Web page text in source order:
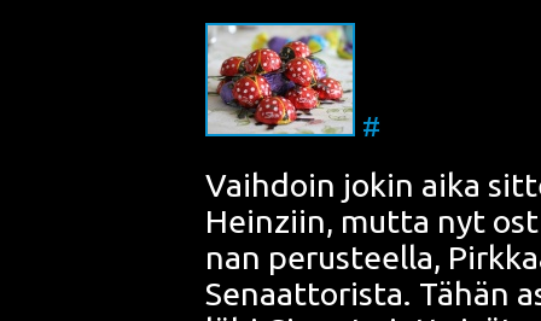
#
Vaih­doin jokin aika
Heinziin, mut­ta nyt
nan perus­teel­la,
Senaat­to­ris­ta. Tähän